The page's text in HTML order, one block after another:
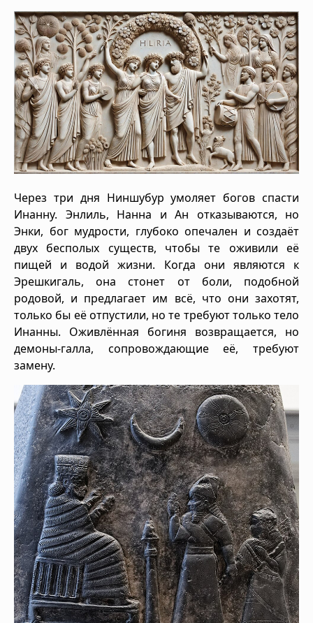
Через три дня Ниншубур умоляет богов спасти
Инанну. Энлиль, Нанна и Ан отказываются, но
Энки, бог мудрости, глубоко опечален и создаёт
двух бесполых существ, чтобы те оживили её
пищей и водой жизни. Когда они являются к
Эрешкигаль, она стонет от боли, подобной
родовой, и предлагает им всё, что они захотят,
только бы её отпустили, но те требуют только тело
Инанны. Оживлённая богиня возвращается, но
демоны-галла, сопровождающие её, требуют
замену.